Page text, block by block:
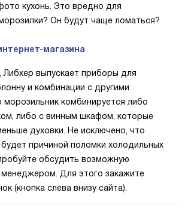
кухонь. Это вредно для
Он будут чаще ломаться?
магазина
Либхер выпускает приборы для
и комбинации с другими
комбинируется либо
либо с винным шкафом, которые
духовки. Не исключено, что
причиной поломки холодильных
обсудить возможную
Для этого закажите
(кнопка слева внизу сайта).